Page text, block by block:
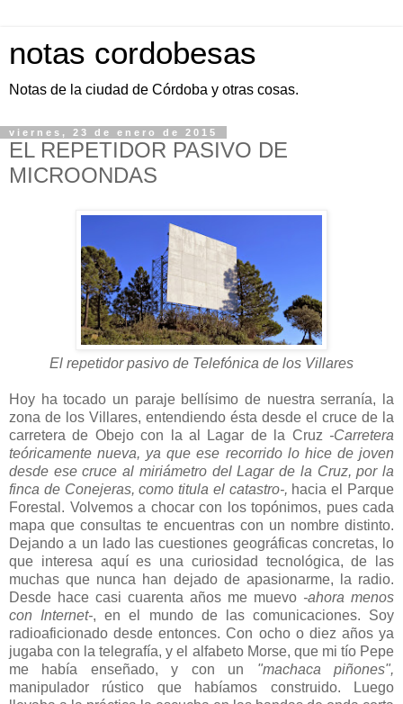
notas cordobesas
Notas de la ciudad de Córdoba y otras cosas.
viernes, 23 de enero de 2015
EL REPETIDOR PASIVO DE
MICROONDAS
El repetidor pasivo de Telefónica de los Villares
Hoy ha tocado un paraje bellísimo de nuestra serranía, la
zona de los Villares, entendiendo ésta desde el cruce de la
carretera de Obejo con la al Lagar de la Cruz -Carretera
teóricamente nueva, ya que ese recorrido lo hice de joven
desde ese cruce al miriámetro del Lagar de la Cruz, por la
finca de Conejeras, como titula el catastro-, hacia el Parque
Forestal. Volvemos a chocar con los topónimos, pues cada
mapa que consultas te encuentras con un nombre distinto.
Dejando a un lado las cuestiones geográficas concretas, lo
que interesa aquí es una curiosidad tecnológica, de las
muchas que nunca han dejado de apasionarme, la radio.
Desde hace casi cuarenta años me muevo -ahora menos
con Internet-, en el mundo de las comunicaciones. Soy
radioaficionado desde entonces. Con ocho o diez años ya
jugaba con la telegrafía, y el alfabeto Morse, que mi tío Pepe
me había enseñado, y con un "machaca piñones",
manipulador rústico que habíamos construido. Luego